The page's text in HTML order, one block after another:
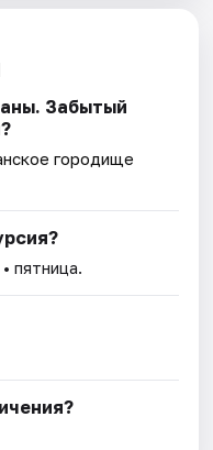
Забытый
городище
• пятница.